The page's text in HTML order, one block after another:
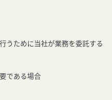
うために当社が業務を委託する
である場合